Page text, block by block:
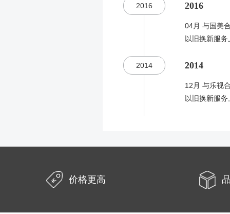
2016
2014
2016
04月 与国美
以旧换新服务
2014
12月 与乐视
以旧换新服务
价格更高